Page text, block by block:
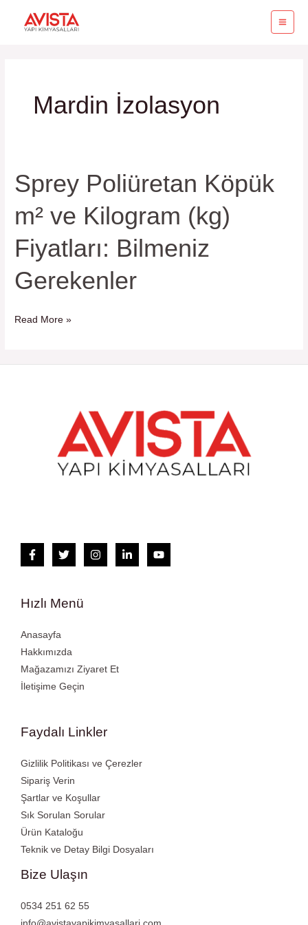
Mardin İzolasyon
Sprey Poliüretan Köpük
m² ve Kilogram (kg)
Fiyatları: Bilmeniz
Gerekenler
Sprey
Poliüretan
Köpük
m²
ve
Kilogram
(kg)
Read More »
Hızlı Menü
Anasayfa
Hakkımızda
Mağazamızı Ziyaret Et
İletişime Geçin
Faydalı Linkler
Gizlilik Politikası ve Çerezler
Sipariş Verin
Şartlar ve Koşullar
Sık Sorulan Sorular
Ürün Kataloğu
Teknik ve Detay Bilgi Dosyaları
Bize Ulaşın
0534 251 62 55